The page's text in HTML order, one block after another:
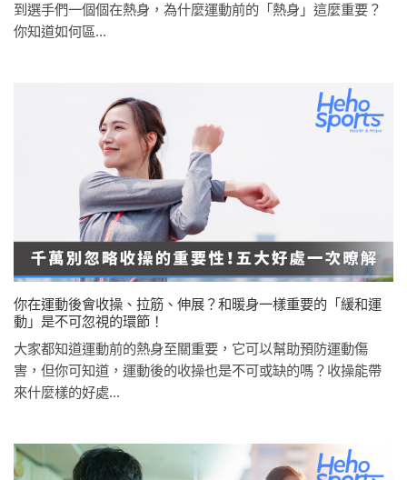
到選手們一個個在熱身，為什麼運動前的「熱身」這麼重要？
你知道如何區...
你在運動後會收操、拉筋、伸展？和暖身一樣重要的「緩和運
動」是不可忽視的環節！
大家都知道運動前的熱身至關重要，它可以幫助預防運動傷
害，但你可知道，運動後的收操也是不可或缺的嗎？收操能帶
來什麼樣的好處...